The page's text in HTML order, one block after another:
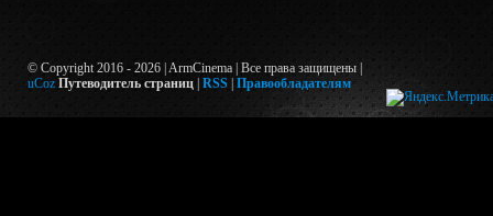
© Copyright 2016 - 2026 | ArmCinema | Все права защищены |
uCoz Путеводитель страниц RSS Правообладателям